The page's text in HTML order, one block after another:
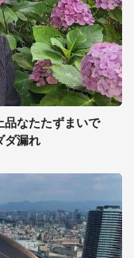
品なたたずまいで
ダ漏れ